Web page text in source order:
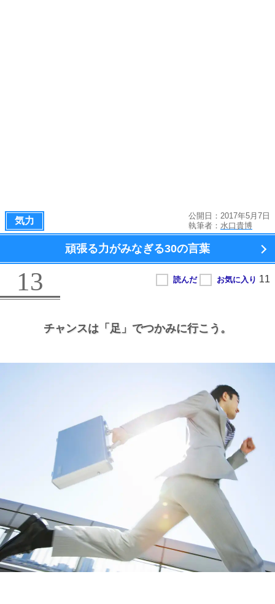
気力
公開日：2017年5月7日
執筆者： 水口貴博
頑張る力がみなぎる30の言葉
13
チャンスは 「足」でつかみに行こう。